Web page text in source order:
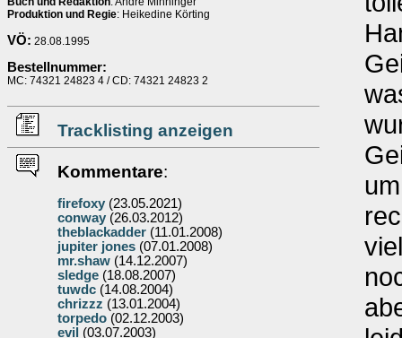
Produktion und Regie: Heikedine Körting
VÖ: 28.08.1995
Bestellnummer:
MC: 74321 24823 4 / CD: 74321 24823 2
Tracklisting anzeigen
Kommentare:
firefoxy (23.05.2021)
conway (26.03.2012)
theblackadder (11.01.2008)
jupiter jones (07.01.2008)
mr.shaw (14.12.2007)
sledge (18.08.2007)
tuwdc (14.08.2004)
chrizzz (13.01.2004)
torpedo (02.12.2003)
evil (03.07.2003)